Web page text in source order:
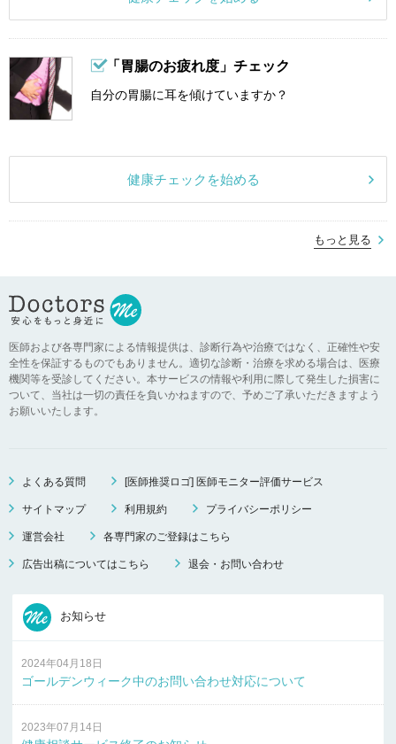
「胃腸のお疲れ度」チェック
自分の胃腸に耳を傾けていますか？
健康チェックを始める
もっと見る
医師および各専門家による情報提供は、診断行為や治療ではなく、正確性や安
全性を保証するものでもありません。適切な診断・治療を求める場合は、医療
機関等を受診してください。本サービスの情報や利用に際して発生した損害に
ついて、当社は一切の責任を負いかねますので、予めご了承いただきますよう
お願いいたします。
よくある質問 [医師推奨ロゴ] 医師モニター評価サービス
サイトマップ 利用規約 プライバシーポリシー
運営会社 各専門家のご登録はこちら
広告出稿についてはこちら 退会・お問い合わせ
お知らせ
2024年04月18日
ゴールデンウィーク中のお問い合わせ対応について
2023年07月14日